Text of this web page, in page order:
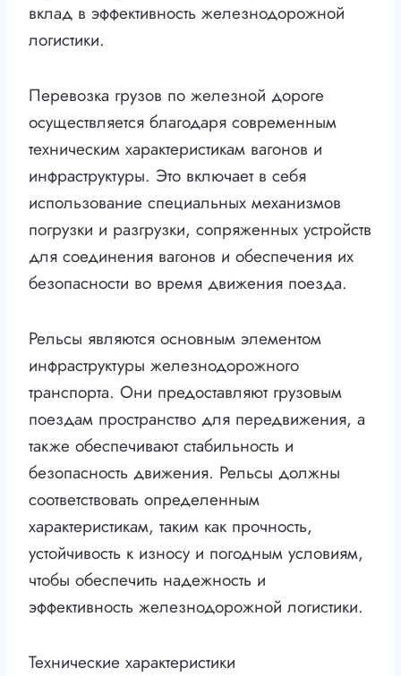
вклад в эффективность железнодорожной
логистики.
Перевозка грузов по железной дороге
осуществляется благодаря современным
техническим характеристикам вагонов и
инфраструктуры. Это включает в себя
использование специальных механизмов
погрузки и разгрузки, сопряженных устройств
для соединения вагонов и обеспечения их
безопасности во время движения поезда.
Рельсы являются основным элементом
инфраструктуры железнодорожного
транспорта. Они предоставляют грузовым
поездам пространство для передвижения, а
также обеспечивают стабильность и
безопасность движения. Рельсы должны
соответствовать определенным
характеристикам, таким как прочность,
устойчивость к износу и погодным условиям,
чтобы обеспечить надежность и
эффективность железнодорожной логистики.
Технические характеристики